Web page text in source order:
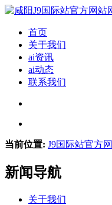
首页
关于我们
ai资讯
ai动态
联系我们
当前位置: J9国际站官方
新闻导航
关于我们